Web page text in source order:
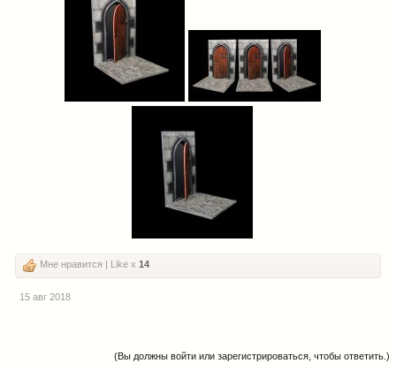
Мне нравится | Like x 14
15 авг 2018
(Вы должны войти или зарегистрироваться, чтобы ответить.)